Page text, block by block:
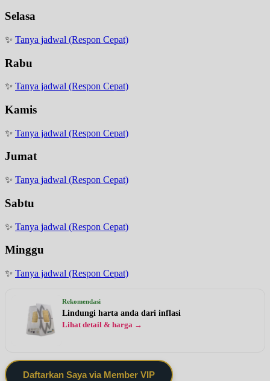
Selasa
✨ Tanya jadwal (Respon Cepat)
Rabu
✨ Tanya jadwal (Respon Cepat)
Kamis
✨ Tanya jadwal (Respon Cepat)
Jumat
✨ Tanya jadwal (Respon Cepat)
Sabtu
✨ Tanya jadwal (Respon Cepat)
Minggu
✨ Tanya jadwal (Respon Cepat)
Rekomendasi
Lindungi harta anda dari inflasi
Lihat detail & harga →
Daftarkan Saya via Member VIP